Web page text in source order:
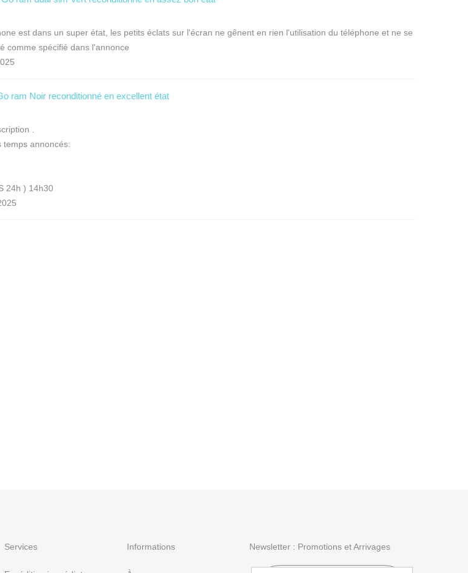
est dans un super état, les petits éclats sur l'écran ne gênent en rien l'utilisation du téléphone et ne se
comme spécifié dans l'annonce
ram Noir reconditionné en excellent état
.
temps annoncés:
24h ) 14h30
Services Informations Newsletter : Promotions et Arrivages